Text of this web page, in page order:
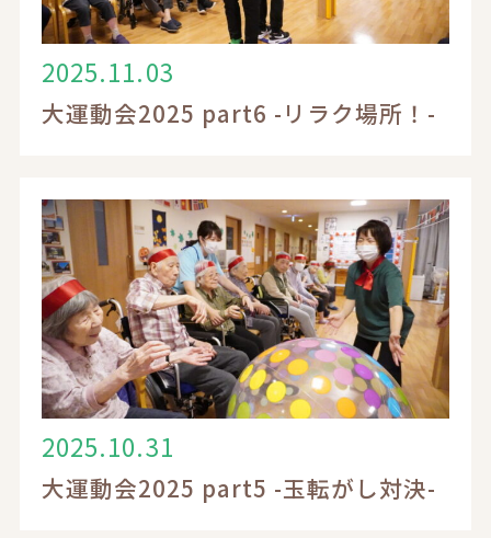
2025.11.03
大運動会2025 part6 -リラク場所！-
2025.10.31
大運動会2025 part5 -玉転がし対決-